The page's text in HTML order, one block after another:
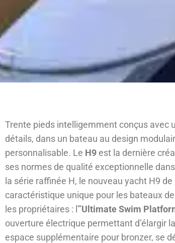
Trente pieds intelligemment conçus avec
détails, dans un bateau au design
personnalisable. Le H9 est la dernière
ses normes de qualité exceptionnelle
la série raffinée H, le nouveau yacht H9 de
caractéristique unique pour les bateaux
les propriétaires : l'”Ultimate Swim
ouverture électrique permettant d’élargir
espace supplémentaire pour bronzer, se